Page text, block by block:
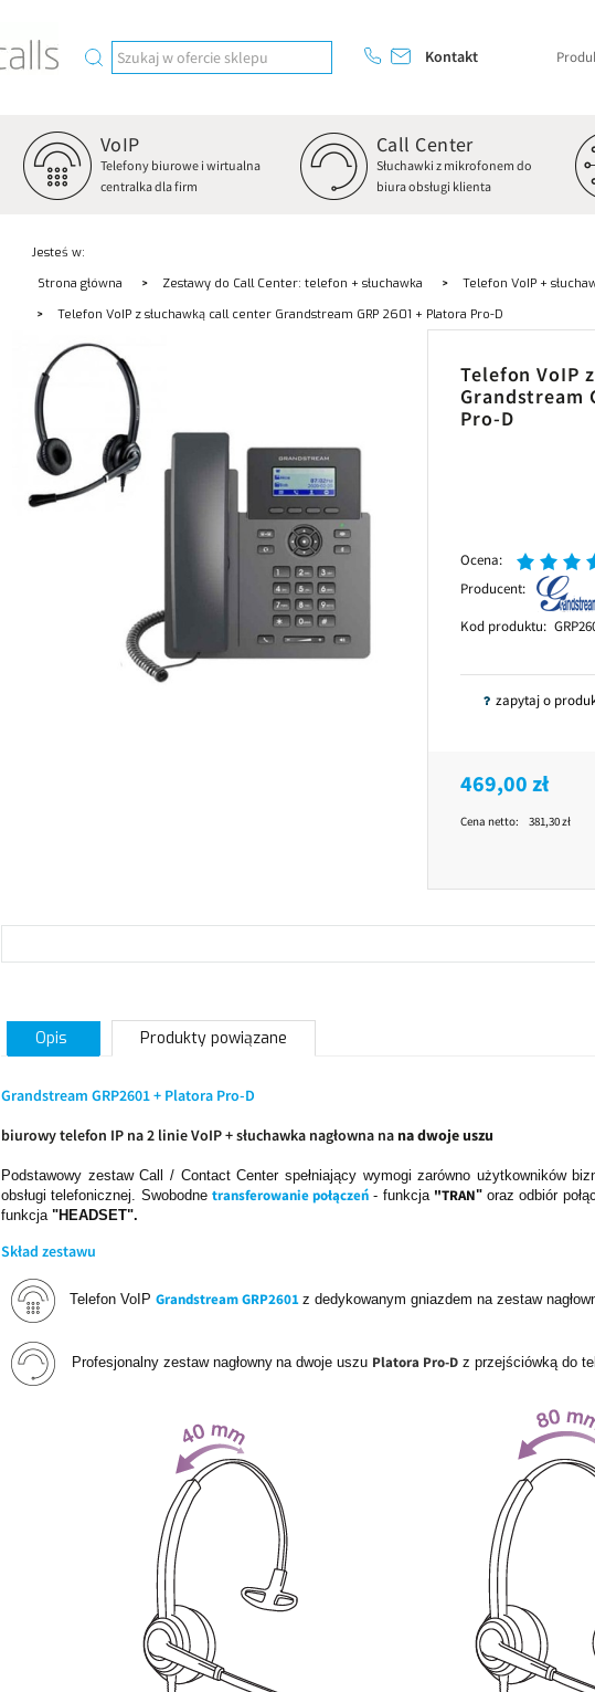
Kontakt
VoIP
Telefony biurowe i wirtualna
centralka dla firm
Call Center
Słuchawki z mikrofonem do
biura obsługi klienta
Jesteś w:
Strona główna
Zestawy do Call Center: telefon + słuchawka Telefon VoIP +
Telefon VoIP z słuchawką call center Grandstream GRP 2601 + Platora Pro-D
Telefon VoIP
Grandstream
Pro-D
Ocena:
Producent:
Kod produktu:
zapytaj o
469,00 zł
Cena netto: 381,30 zł
Opis Produkty powiązane
Grandstream GRP2601 + Platora Pro-D
biurowy telefon IP na 2 linie VoIP + słuchawka nagłowna na na dwoje uszu
Podstawowy zestaw Call / Contact Center spełniający wymogi zarówno użytkowników
obsługi telefonicznej. Swobodne transferowanie połączeń - funkcja "TRAN"oraz odbiór
funkcja "HEADSET".
Skład zestawu
Telefon VoIP Grandstream GRP2601 z dedykowanym gniazdem na zestaw
Profesjonalny zestaw nagłowny na dwoje uszu Platora Pro-D z przejściówką do